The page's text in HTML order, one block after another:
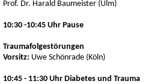
Prof. Dr. Harald Baumeister (Ulm)
10:30 -10:45 Uhr Pause
Traumafolgestörungen
Vorsitz: Uwe Schönrade (Köln)
10:45 - 11:30 Uhr Diabetes und Trauma